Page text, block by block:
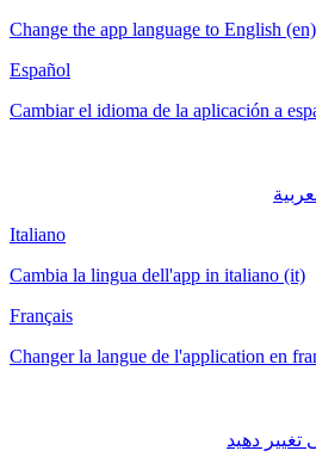
Change the app language to English (en)
Español
Cambiar el idioma de la aplicación a
Italiano
Cambia la lingua dell'app in italiano (it)
Français
Changer la langue de l'application en